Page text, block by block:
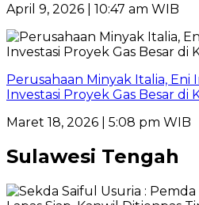
April 9, 2026 | 10:47 am WIB
Perusahaan Minyak Italia, Eni
Investasi Proyek Gas Besar di
Maret 18, 2026 | 5:08 pm WIB
Sulawesi Tengah